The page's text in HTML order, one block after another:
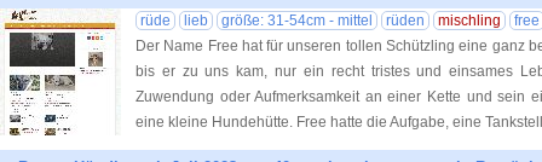
rüde lieb größe: 31-54cm - mittel rüden mischling
free
Der Name Free hat für unseren tollen Schützling eine ganz
bis er zu uns kam, nur ein recht tristes und einsames
Zuwendung oder Aufmerksamkeit an einer Kette und sein
eine kleine Hundehütte. Free hatte die Aufgabe, eine